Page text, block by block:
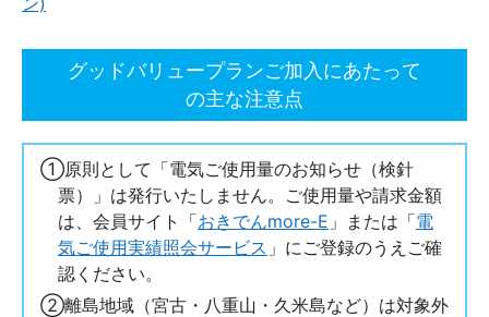
グッドバリュープランご加入にあたって
の主な注意点
①原則として「電気ご使用量のお知らせ（検針
票）」は発行いたしません。ご使用量や請求金額
は、会員サイト「おきでんmore-E 」または「電
気ご使用実績照会サービス 」にご登録のうえご確
認ください。
②離島地域（宮古・八重山・久米島など）は対象外